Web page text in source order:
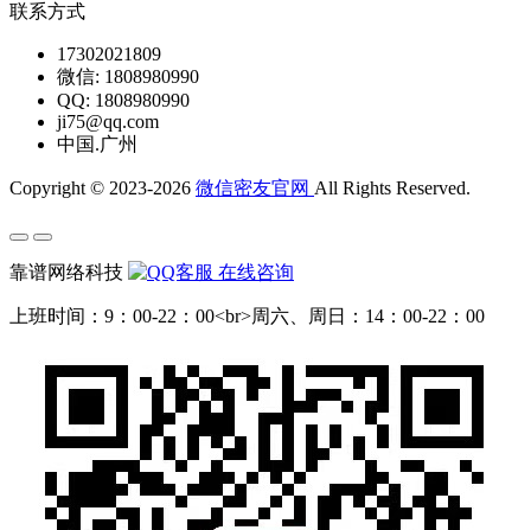
联系方式
17302021809
微信: 1808980990
QQ: 1808980990
ji75@qq.com
中国.广州
Copyright © 2023-2026 微信密友官网 All Rights Reserved.
靠谱网络科技 在线咨询
上班时间：9：00-22：00<br>周六、周日：14：00-22：00